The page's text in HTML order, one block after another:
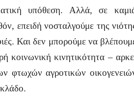
υπόθεση. Αλλά, σε
επειδή νοσταλγούμε της
Και δεν μπορούμε να
κοινωνική κινητικότητα –
φτωχών αγροτικών